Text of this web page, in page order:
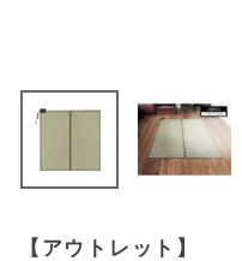
ログイン
【アウトレット】